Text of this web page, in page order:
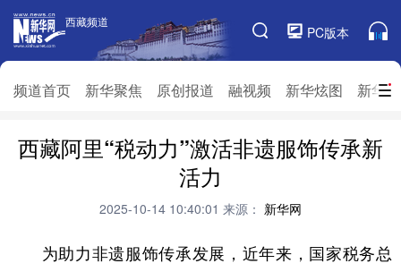
西藏频道
PC版本
频道首页 新华聚焦 原创报道 融视频 新华炫图 新华
西藏频道
频道栏目
频道首页 新华聚焦 原创报道
融视频
新华访谈 新华云直播
生态西藏 文化旅游
推广信息
西藏阿里“税动力”激活非遗服饰传承新
活力
2025-10-14 10:40:01 来源： 新华网
为助力非遗服饰传承发展，近年来，国家税务总